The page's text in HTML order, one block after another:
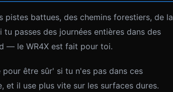
pistes battues, des chemins forestiers, de la
passes des journées entières dans des
— le WR4X est fait pour toi.
être sûr' si tu n'es pas dans ces
et il use plus vite sur les surfaces dures.